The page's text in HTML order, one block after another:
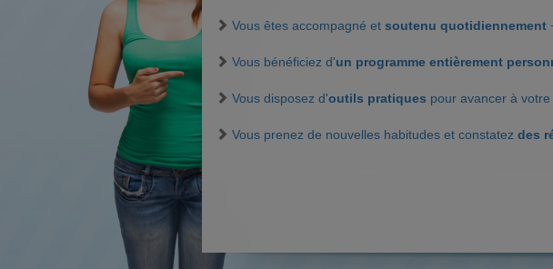
Vous êtes accompagné et soutenu quotidiennement
Vous bénéficiez d'un programme entièrement
Vous disposez d'outils pratiques pour avancer à
Vous prenez de nouvelles habitudes et constatez des